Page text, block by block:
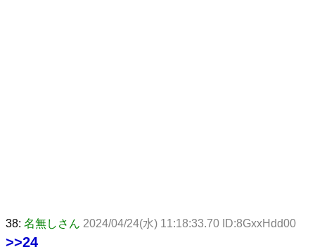
38: 名無しさん 2024/04/24(水) 11:18:33.70 ID:8GxxHdd00
>>24